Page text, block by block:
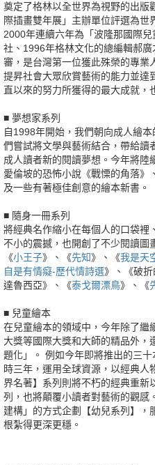
奠定了格林以全世界為視野的出版
際插畫雙年展」主辦單位評選為
2000年連續六年為「波隆那國際
社、1996年格林文化的總編輯郝
審，是台灣第一位獲此殊榮的專業
提昇社會大眾欣賞藝術的能力並達
直以來的努力所獲得的最大成就，
■ 夢想家系列
自1998年開始，我們朝向成人繪
們嘗試將文學與藝術結合，帶給讀
成人讀者新的閱讀夢想。今年將陸
愛倫坡的恐怖小說《戰慄的角落》
及一些有著極佳創意的繪本新書。
■ 隨身一冊系列
將經典名作縮小在每個人的口袋裡
不小的震撼，也開創了不少閱讀圖
《小王子》、《先知》、《我是天
自是有情癡-歷代情詩選》、《破
達魯西亞》、《泰戈爾漂鳥》、《
■ 兒童繪本
在兒童繪本的領域中，今年除了繼
大獎等國際大獎和大師的精品外，
題化」。 例如今年即將推出的三
時三年，運用全球資源，以經典
界名著】系列則將不朽的經典重新
列，也將顛覆小讀者對藝術的觀感
建構」的方式企劃【幼兒系列】，
根紮得更深更穩。